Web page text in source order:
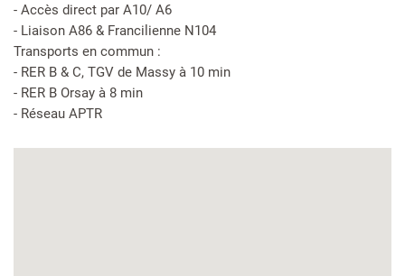
- Accès direct par A10/ A6
- Liaison A86 & Francilienne N104
Transports en commun :
- RER B & C, TGV de Massy à 10 min
- RER B Orsay à 8 min
- Réseau APTR